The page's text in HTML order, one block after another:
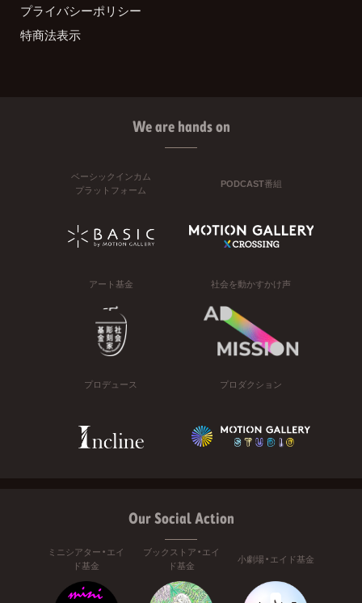
プライバシーポリシー
特商法表示
We are hands on
ベーシックインカム
プラットフォーム
PODCAST番組
アート基金 社会を動かすかけ声
プロデュース プロダクション
Our Social Action
ミニシアター・エイ
ド基金
ブックストア・エイ
ド基金
小劇場・エイド基金